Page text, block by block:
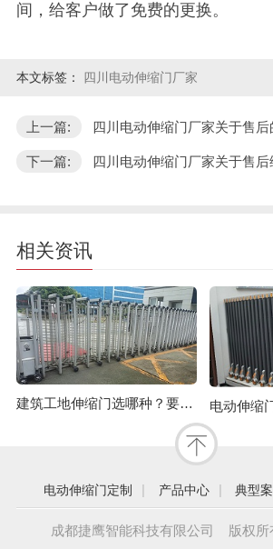
间，给客户做了免费的更换。
本文标签： 四川电动伸缩门厂家
上一篇: 四川电动伸缩门厂家关于售
下一篇: 四川电动伸缩门厂家关于售
相关资讯
建筑工地伸缩门选哪种？要注意哪些？
电动伸缩门定制 | 产品中心 | 典型
成都捷鹰智能科技有限公司 版权